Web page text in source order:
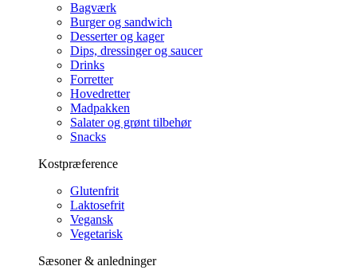
Bagværk
Burger og sandwich
Desserter og kager
Dips, dressinger og saucer
Drinks
Forretter
Hovedretter
Madpakken
Salater og grønt tilbehør
Snacks
Kostpræference
Glutenfrit
Laktosefrit
Vegansk
Vegetarisk
Sæsoner & anledninger